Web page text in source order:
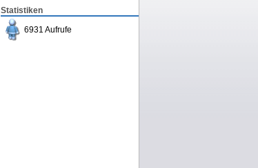
Statistiken
6931 Aufrufe